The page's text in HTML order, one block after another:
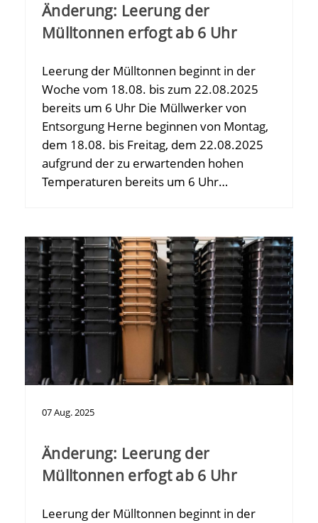
Änderung: Leerung der
Mülltonnen erfogt ab 6 Uhr
Leerung der Mülltonnen beginnt in der
Woche vom 18.08. bis zum 22.08.2025
bereits um 6 Uhr Die Müllwerker von
Entsorgung Herne beginnen von Montag,
dem 18.08. bis Freitag, dem 22.08.2025
aufgrund der zu erwartenden hohen
Temperaturen bereits um 6 Uhr…
07Aug.2025
Änderung: Leerung der
Mülltonnen erfogt ab 6 Uhr
Leerung der Mülltonnen beginnt in der